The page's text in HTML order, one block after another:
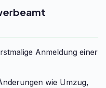
Anmeldung einer
wie Umzug,